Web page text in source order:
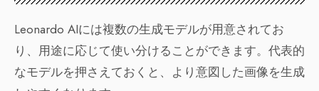
Leonardo AIには複数の生成モデルが用意されてお
り、用途に応じて使い分けることができます。代表的
なモデルを押さえておくと、より意図した画像を生成